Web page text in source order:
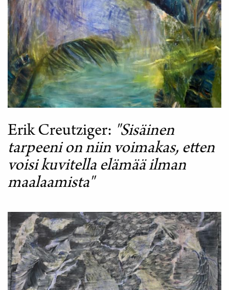
KIRJASTO
Erik Creutziger "Sisäinen
tarpeeni on niin voimakas, etten
voisi kuvitella elämää ilman
maalaamista"